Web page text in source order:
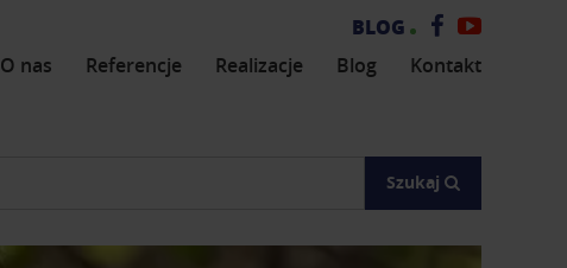
O nas Referencje Realizacje Blog Kontakt
BLOG Zobacz
stronę
Szukaj